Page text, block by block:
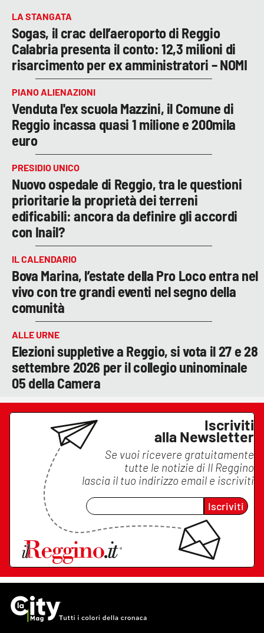
LA STANGATA
Sogas, il crac dell’aeroporto di Reggio
Calabria presenta il conto: 12,3 milioni di
risarcimento per ex amministratori – NOMI
PIANO ALIENAZIONI
Venduta l'ex scuola Mazzini, il Comune di
Reggio incassa quasi 1 milione e 200mila
euro
PRESIDIO UNICO
Nuovo ospedale di Reggio, tra le questioni
prioritarie la proprietà dei terreni
edificabili: ancora da definire gli accordi
con Inail?
IL CALENDARIO
Bova Marina, l’estate della Pro Loco entra nel
vivo con tre grandi eventi nel segno della
comunità
ALLE URNE
Elezioni suppletive a Reggio, si vota il 27 e 28
settembre 2026 per il collegio uninominale
05 della Camera
Iscriviti
alla Newsletter
Se vuoi ricevere gratuitamente
tutte le notizie di Il Reggino
lascia il tuo indirizzo email e iscriviti
Iscriviti